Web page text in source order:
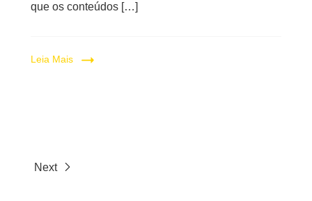
que os conteúdos […]
Leia Mais
Next